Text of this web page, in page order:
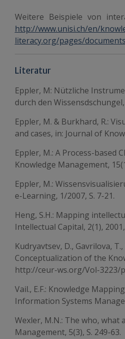
Weitere Beispiele von
http://www.unisi.ch/en/
literacy.org/pages/
Literatur
Eppler, M: Nützliche
durch den
Eppler, M. & Burkhard, R.:
and cases, in: Journal of
Eppler, M.: A Process-based
Knowledge Management,
Eppler, M.:
e-Learning, 1/2007, S. 7-21.
Heng, S.H.: Mapping
Intellectual Capital, 2(1),
Kudryavtsev, D., Gavrilova,
Conceptualization of the
http://ceur-ws.org/Vol-3223/
Vail., E.F.: Knowledge
Information Systems
Wexler, M.N.: The who,
Management, 5(3), S. 249-63.